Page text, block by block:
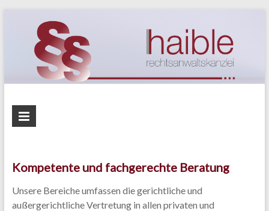
Rechtsanwaltskanzlei
Kompetente und fachgerechte Beratung
Unsere Bereiche umfassen die gerichtliche und
außergerichtliche Vertretung in allen privaten und